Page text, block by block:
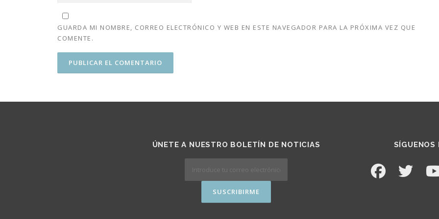
GUARDA MI NOMBRE, CORREO ELECTRÓNICO Y WEB EN ESTE NAVEGADOR PARA LA PRÓXIMA VEZ QUE
COMENTE.
ÚNETE A NUESTRO BOLETÍN DE NOTICIAS SÍGUENOS